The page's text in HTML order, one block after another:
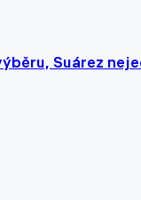
Suárez